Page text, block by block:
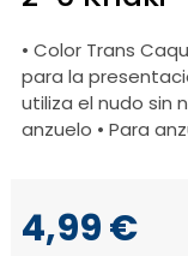
• Color Trans
para la
utiliza el nudo sin
anzuelo • Para
4,99 €